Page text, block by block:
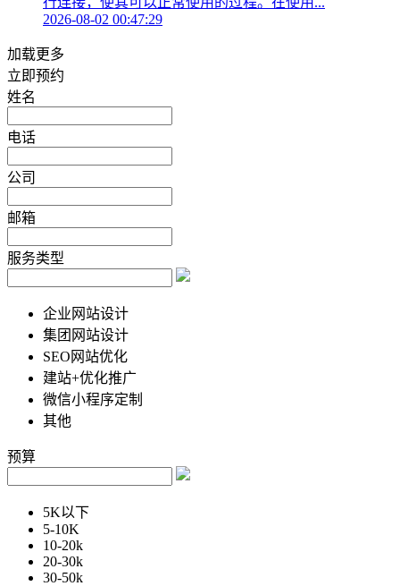
2026-08-02 00:47:29
加载更多
立即预约
姓名
电话
公司
邮箱
服务类型
企业网站设计
集团网站设计
SEO网站优化
建站+优化推广
微信小程序定制
其他
预算
5K以下
5-10K
10-20k
20-30k
30-50k